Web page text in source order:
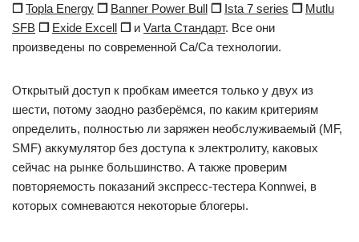
❒ Topla Energy ❒ Banner Power Bull ❒ Ista 7 series ❒ Mutlu
SFB ❒ Exide Excell ❒ и Varta Стандарт. Все они
произведены по современной Ca/Ca технологии.
Открытый доступ к пробкам имеется только у двух из
шести, потому заодно разберёмся, по каким критериям
определить, полностью ли заряжен необслуживаемый (MF,
SMF) аккумулятор без доступа к электролиту, каковых
сейчас на рынке большинство. А также проверим
повторяемость показаний экспресс-тестера Konnwei, в
которых сомневаются некоторые блогеры.